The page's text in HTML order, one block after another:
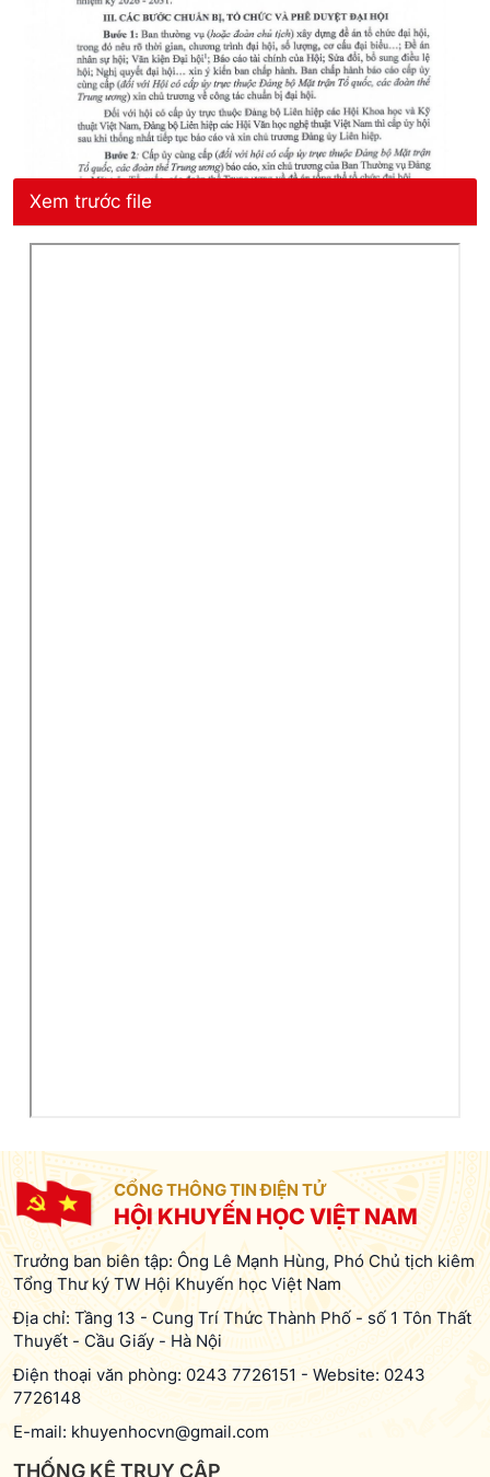
Xem trước file
CỔNG THÔNG TIN ĐIỆN TỬ
HỘI KHUYẾN HỌC VIỆT NAM
Trưởng ban biên tập: Ông Lê Mạnh Hùng, Phó Chủ tịch kiêm
Tổng Thư ký TW Hội Khuyến học Việt Nam
Địa chỉ: Tầng 13 - Cung Trí Thức Thành Phố - số 1 Tôn Thất
Thuyết - Cầu Giấy - Hà Nội
Điện thoại văn phòng: 0243 7726151 - Website: 0243
7726148
E-mail: khuyenhocvn@gmail.com
THỐNG KÊ TRUY CẬP